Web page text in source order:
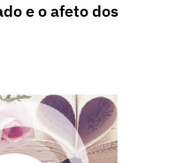
e o afeto dos